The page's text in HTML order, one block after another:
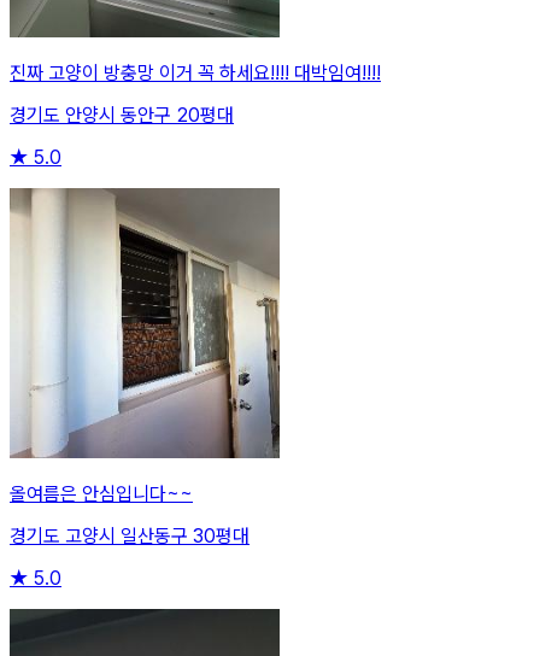
진짜 고양이 방충망 이거 꼭 하세요!!!! 대박임여!!!!
경기도 안양시 동안구 20평대
★ 5.0
올여름은 안심입니다~~
경기도 고양시 일산동구 30평대
★ 5.0